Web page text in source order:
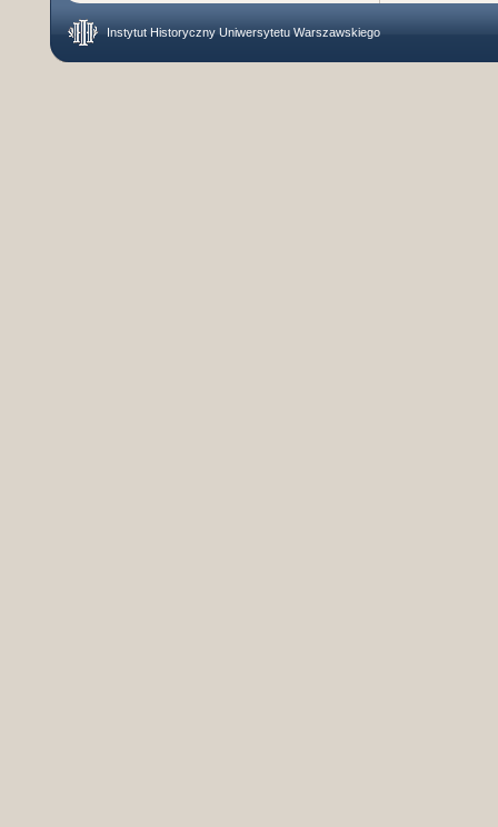
Instytut Historyczny Uniwersytetu Warszawskiego